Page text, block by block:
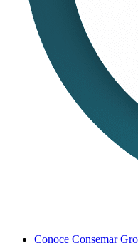
Conoce Consemar